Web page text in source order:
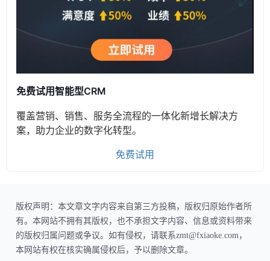
免费试用智能型CRM
覆盖营销、销售、服务全流程的一体化新增长解决方
案，助力企业的数字化转型。
免费试用
版权声明：本文章文字内容来自第三方投稿，版权归原始作者所
有。本网站不拥有其版权，也不承担文字内容、信息或资料带来
的版权归属问题或争议。如有侵权，请联系zmt@fxiaoke.com，
本网站有权在核实确属侵权后，予以删除文章。